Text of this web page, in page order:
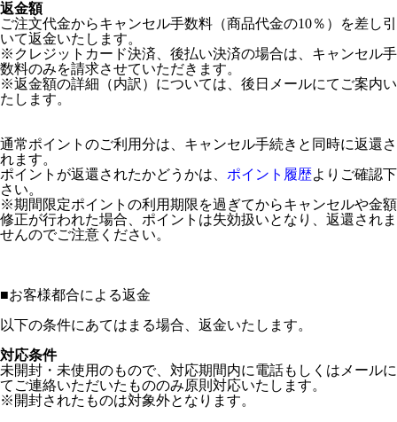
返金額
ご注文代金からキャンセル手数料（商品代金の10％）を差し引
いて返金いたします。
※クレジットカード決済、後払い決済の場合は、キャンセル手
数料のみを請求させていただきます。
※返金額の詳細（内訳）については、後日メールにてご案内い
たします。
通常ポイントのご利用分は、キャンセル手続きと同時に返還さ
れます。
ポイントが返還されたかどうかは、 ポイント履歴よりご確認下
さい。
※期間限定ポイントの利用期限を過ぎてからキャンセルや金額
修正が行われた場合、ポイントは失効扱いとなり、返還されま
せんのでご注意ください。
■お客様都合による返金
以下の条件にあてはまる場合、返金いたします。
対応条件
未開封・未使用のもので、対応期間内に電話もしくはメールに
てご連絡いただいたもののみ原則対応いたします。
※開封されたものは対象外となります。